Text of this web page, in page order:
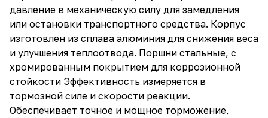
давление в механическую силу для замедления
или остановки транспортного средства. Корпус
изготовлен из сплава алюминия для снижения веса
и улучшения теплоотвода. Поршни стальные, с
хромированным покрытием для коррозионной
стойкости Эффективность измеряется в
тормозной силе и скорости реакции.
Обеспечивает точное и мощное торможение,